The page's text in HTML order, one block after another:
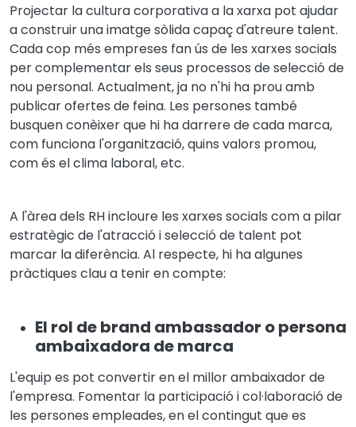
Projectar la cultura corporativa a la xarxa pot ajudar
a construir una imatge sòlida capaç d'atreure talent.
Cada cop més empreses fan ús de les xarxes socials
per complementar els seus processos de selecció de
nou personal. Actualment, ja no n'hi ha prou amb
publicar ofertes de feina. Les persones també
busquen conèixer que hi ha darrere de cada marca,
com funciona l'organització, quins valors promou,
com és el clima laboral, etc.
A l'àrea dels RH incloure les xarxes socials com a pilar
estratègic de l'atracció i selecció de talent pot
marcar la diferència. Al respecte, hi ha algunes
pràctiques clau a tenir en compte:
El rol de brand ambassador o persona
ambaixadora de marca
L'equip es pot convertir en el millor ambaixador de
l'empresa. Fomentar la participació i col·laboració de
les persones empleades, en el contingut que es